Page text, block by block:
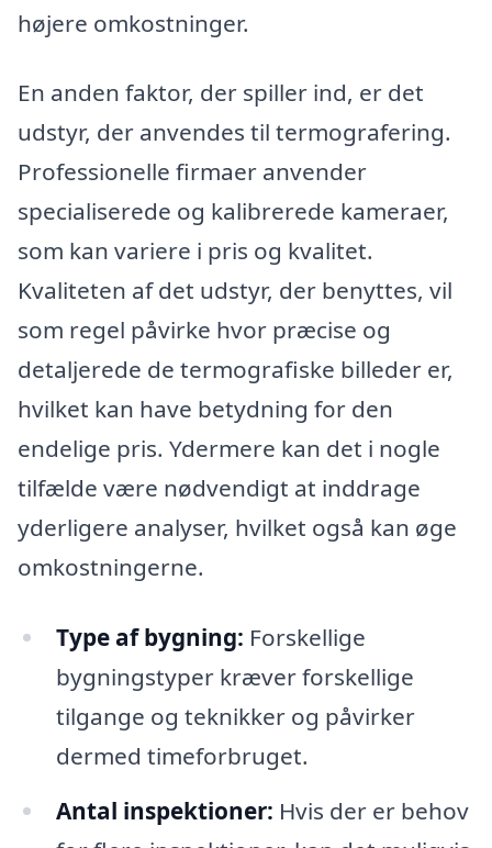
højere omkostninger.
En anden faktor, der spiller ind, er det
udstyr, der anvendes til termografering.
Professionelle firmaer anvender
specialiserede og kalibrerede kameraer,
som kan variere i pris og kvalitet.
Kvaliteten af det udstyr, der benyttes, vil
som regel påvirke hvor præcise og
detaljerede de termografiske billeder er,
hvilket kan have betydning for den
endelige pris. Ydermere kan det i nogle
tilfælde være nødvendigt at inddrage
yderligere analyser, hvilket også kan øge
omkostningerne.
Type af bygning: Forskellige
bygningstyper kræver forskellige
tilgange og teknikker og påvirker
dermed timeforbruget.
Antal inspektioner: Hvis der er behov